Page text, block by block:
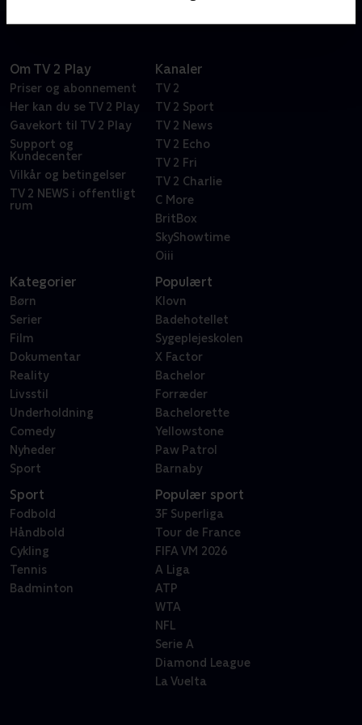
Om TV 2 Play
Priser og abonnement
Her kan du se TV 2 Play
Gavekort til TV 2 Play
Support og
Kundecenter
Vilkår og betingelser
TV 2 NEWS i offentligt
rum
Kanaler
TV 2
TV 2 Sport
TV 2 News
TV 2 Echo
TV 2 Fri
TV 2 Charlie
C More
BritBox
SkyShowtime
Oiii
Kategorier
Børn
Serier
Film
Dokumentar
Reality
Livsstil
Underholdning
Comedy
Nyheder
Sport
Populært
Klovn
Badehotellet
Sygeplejeskolen
X Factor
Bachelor
Forræder
Bachelorette
Yellowstone
Paw Patrol
Barnaby
Sport
Fodbold
Håndbold
Cykling
Tennis
Badminton
Populær sport
3F Superliga
Tour de France
FIFA VM 2026
A Liga
ATP
WTA
NFL
Serie A
Diamond League
La Vuelta